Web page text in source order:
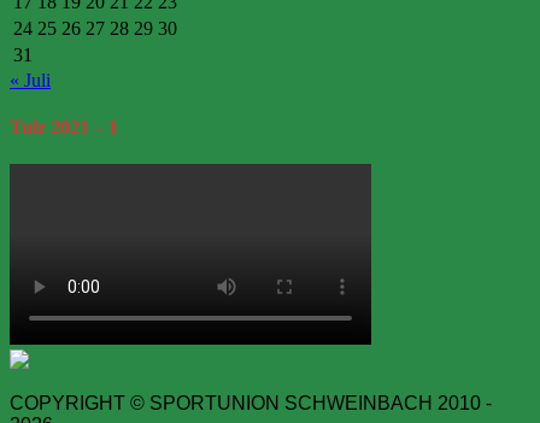
24 25 26 27 28 29 30
31
« Juli
Tulz 2021 – 1
COPYRIGHT © SPORTUNION SCHWEINBACH 2010 -